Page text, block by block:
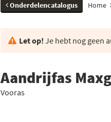
Onderdelencatalogus Home
Let op! Je hebt nog geen
Aandrijfas
Vooras